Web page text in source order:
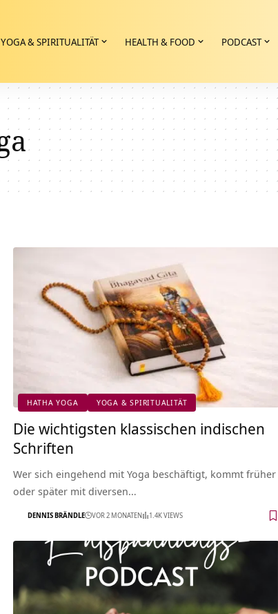
YOGA & SPIRITUALITÄT HEALTH & FOOD PODCAST
HATHA YOGA YOGA & SPIRITUALITÄT
Die wichtigsten klassischen indischen
Schriften
Wer sich eingehend mit Yoga beschäftigt, kommt früher
oder später mit diversen…
DENNIS BRÄNDLE VOR 2 MONATEN 1.4K VIEWS